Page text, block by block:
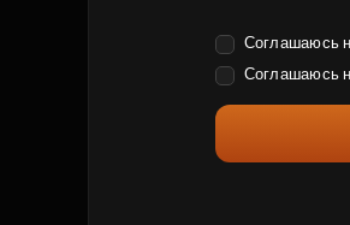
Соглашаюсь
Соглашаюсь